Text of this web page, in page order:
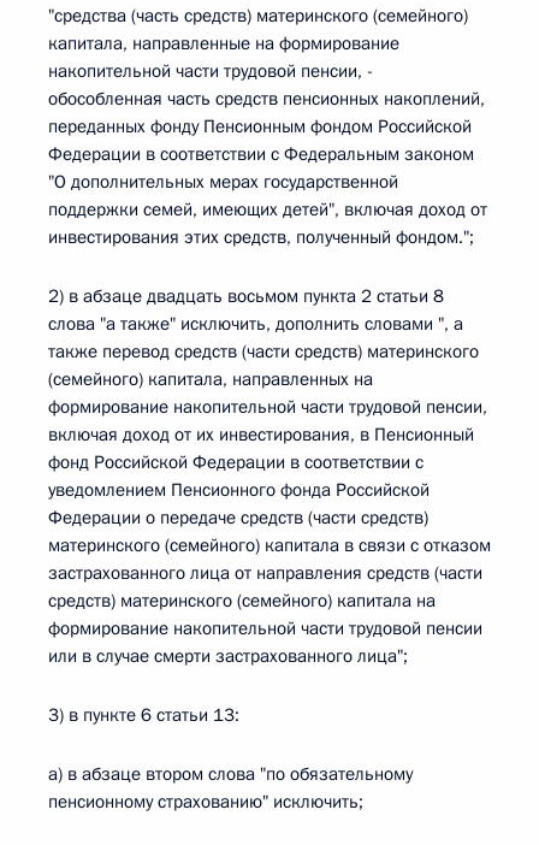
"средства (часть средств) материнского (семейного)
капитала, направленные на формирование
накопительной части трудовой пенсии, -
обособленная часть средств пенсионных накоплений,
переданных фонду Пенсионным фондом Российской
Федерации в соответствии с Федеральным законом
"О дополнительных мерах государственной
поддержки семей, имеющих детей", включая доход от
инвестирования этих средств, полученный фондом.";
2) в абзаце двадцать восьмом пункта 2 статьи 8
слова "а также" исключить, дополнить словами ", а
также перевод средств (части средств) материнского
(семейного) капитала, направленных на
формирование накопительной части трудовой пенсии,
включая доход от их инвестирования, в Пенсионный
фонд Российской Федерации в соответствии с
уведомлением Пенсионного фонда Российской
Федерации о передаче средств (части средств)
материнского (семейного) капитала в связи с отказом
застрахованного лица от направления средств (части
средств) материнского (семейного) капитала на
формирование накопительной части трудовой пенсии
или в случае смерти застрахованного лица";
3) в пункте 6 статьи 13:
а) в абзаце втором слова "по обязательному
пенсионному страхованию" исключить;